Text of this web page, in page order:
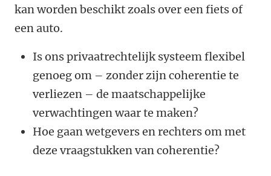
kan worden beschikt zoals over een fiets of
een auto.
Is ons privaatrechtelijk systeem flexibel
genoeg om – zonder zijn coherentie te
verliezen – de maatschappelijke
verwachtingen waar te maken?
Hoe gaan wetgevers en rechters om met
deze vraagstukken van coherentie?